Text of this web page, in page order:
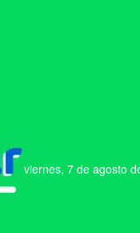
viernes, 7 de agosto